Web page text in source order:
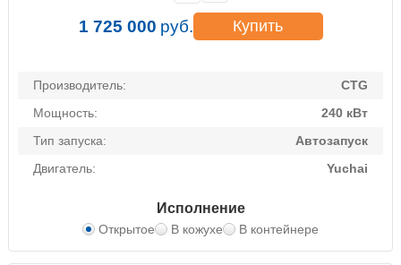
Производитель:
CTG
Мощность:
240 кВт
Тип запуска:
Автозапуск
Двигатель:
Yuchai
Исполнение
Открытое В кожухе В контейнере
1 725 000 руб. Купить